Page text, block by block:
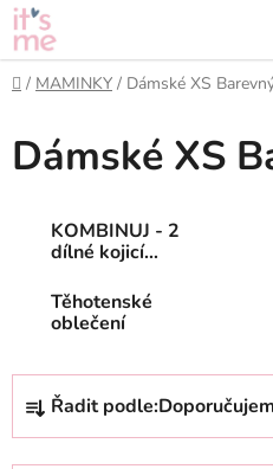
Přejít
na
obsah
Domů
/ MAMINKY / Dámské XS
Dámské XS
KOMBINUJ - 2
dílné kojicí
Těhotenské
oblečení
Ř
z
Řadit podle: